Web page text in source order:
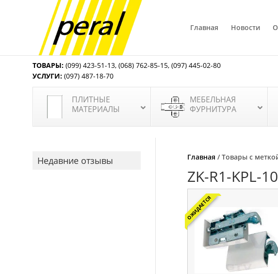
Главная Новости
ТОВАРЫ: (099) 423-51-13,(068) 762-85-15,(097) 445-02-80
УСЛУГИ: (097) 487-18-70
ПЛИТНЫЕ
МАТЕРИАЛЫ
МЕБЕЛЬНАЯ
ФУРНИТУРА
Главная / Товары с
ZK-R1-KPL-10
ОЖИДАЕТСЯ
Недавние отзывы